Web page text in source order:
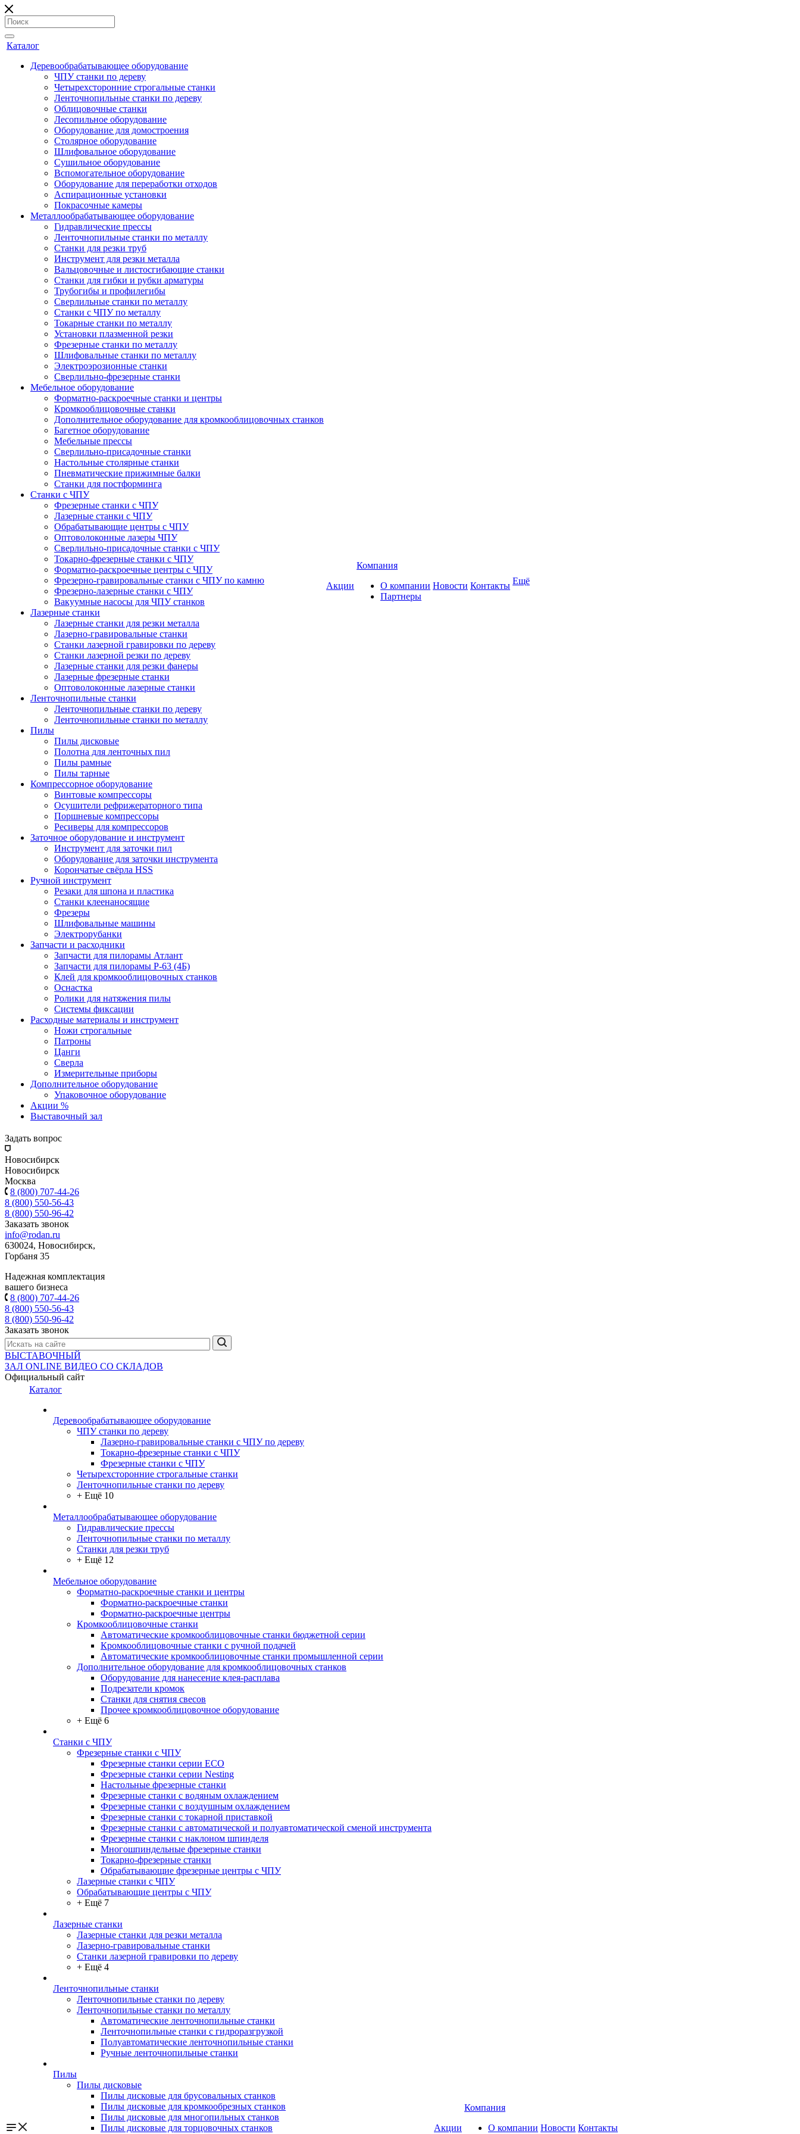
Каталог
Деревообрабатывающее оборудование
ЧПУ станки по дереву
Четырехсторонние строгальные станки
Ленточнопильные станки по дереву
Облицовочные станки
Лесопильное оборудование
Оборудование для домостроения
Столярное оборудование
Шлифовальное оборудование
Сушильное оборудование
Вспомогательное оборудование
Оборудование для переработки отходов
Аспирационные установки
Покрасочные камеры
Металлообрабатывающее оборудование
Гидравлические прессы
Ленточнопильные станки по металлу
Станки для резки труб
Инструмент для резки металла
Вальцовочные и листосгибающие станки
Станки для гибки и рубки арматуры
Трубогибы и профилегибы
Сверлильные станки по металлу
Станки с ЧПУ по металлу
Токарные станки по металлу
Установки плазменной резки
Фрезерные станки по металлу
Шлифовальные станки по металлу
Электроэрозионные станки
Сверлильно-фрезерные станки
Мебельное оборудование
Форматно-раскроечные станки и центры
Кромкооблицовочные станки
Дополнительное оборудование для кромкооблицовочных станков
Багетное оборудование
Мебельные прессы
Сверлильно-присадочные станки
Настольные столярные станки
Пневматические прижимные балки
Станки для постформинга
Станки с ЧПУ
Фрезерные станки с ЧПУ
Лазерные станки с ЧПУ
Обрабатывающие центры с ЧПУ
Оптоволоконные лазеры ЧПУ
Сверлильно-присадочные станки с ЧПУ
Токарно-фрезерные станки с ЧПУ
Форматно-раскроечные центры с ЧПУ
Фрезерно-гравировальные станки с ЧПУ по камню
Фрезерно-лазерные станки с ЧПУ
Вакуумные насосы для ЧПУ станков
Лазерные станки
Лазерные станки для резки металла
Лазерно-гравировальные станки
Станки лазерной гравировки по дереву
Станки лазерной резки по дереву
Лазерные станки для резки фанеры
Лазерные фрезерные станки
Оптоволоконные лазерные станки
Ленточнопильные станки
Ленточнопильные станки по дереву
Ленточнопильные станки по металлу
Пилы
Пилы дисковые
Полотна для ленточных пил
Пилы рамные
Пилы тарные
Компрессорное оборудование
Винтовые компрессоры
Осушители рефрижераторного типа
Поршневые компрессоры
Ресиверы для компрессоров
Заточное оборудование и инструмент
Инструмент для заточки пил
Оборудование для заточки инструмента
Корончатые свёрла HSS
Ручной инструмент
Резаки для шпона и пластика
Станки клеенаносящие
Фрезеры
Шлифовальные машины
Электрорубанки
Запчасти и расходники
Запчасти для пилорамы Атлант
Запчасти для пилорамы Р-63 (4Б)
Клей для кромкооблицовочных станков
Оснастка
Ролики для натяжения пилы
Системы фиксации
Расходные материалы и инструмент
Ножи строгальные
Патроны
Цанги
Сверла
Измерительные приборы
Дополнительное оборудование
Упаковочное оборудование
Акции %
Выставочный зал
Акции
Компания
О компании
Партнеры
Новости Контакты Ещё
Задать вопрос
Новосибирск
Новосибирск
Москва
8 (800) 707-44-26
8 (800) 550-56-43
8 (800) 550-96-42
Заказать звонок
info@rodan.ru
630024, Новосибирск,
Горбаня 35
Надежная комплектация
вашего бизнеса
8 (800) 707-44-26
8 (800) 550-56-43
8 (800) 550-96-42
Заказать звонок
ВЫСТАВОЧНЫЙ
ЗАЛ ONLINE ВИДЕО СО СКЛАДОВ
Официальный сайт
Каталог
Деревообрабатывающее оборудование
ЧПУ станки по дереву
Лазерно-гравировальные станки с ЧПУ по дереву
Токарно-фрезерные станки с ЧПУ
Фрезерные станки с ЧПУ
Четырехсторонние строгальные станки
Ленточнопильные станки по дереву
+ Ещё 10
Металлообрабатывающее оборудование
Гидравлические прессы
Ленточнопильные станки по металлу
Станки для резки труб
+ Ещё 12
Мебельное оборудование
Форматно-раскроечные станки и центры
Форматно-раскроечные станки
Форматно-раскроечные центры
Кромкооблицовочные станки
Автоматические кромкооблицовочные станки бюджетной серии
Кромкооблицовочные станки с ручной подачей
Автоматические кромкооблицовочные станки промышленной серии
Дополнительное оборудование для кромкооблицовочных станков
Оборудование для нанесение клея-расплава
Подрезатели кромок
Станки для снятия свесов
Прочее кромкооблицовочное оборудование
+ Ещё 6
Станки с ЧПУ
Фрезерные станки с ЧПУ
Фрезерные станки серии ECO
Фрезерные станки серии Nesting
Настольные фрезерные станки
Фрезерные станки с водяным охлаждением
Фрезерные станки с воздушным охлаждением
Фрезерные станки с токарной приставкой
Фрезерные станки с автоматической и полуавтоматической сменой инструмента
Фрезерные станки с наклоном шпинделя
Многошпиндельные фрезерные станки
Токарно-фрезерные станки
Обрабатывающие фрезерные центры с ЧПУ
Лазерные станки с ЧПУ
Обрабатывающие центры с ЧПУ
+ Ещё 7
Лазерные станки
Лазерные станки для резки металла
Лазерно-гравировальные станки
Станки лазерной гравировки по дереву
+ Ещё 4
Ленточнопильные станки
Ленточнопильные станки по дереву
Ленточнопильные станки по металлу
Автоматические ленточнопильные станки
Ленточнопильные станки с гидроразгрузкой
Полуавтоматические ленточнопильные станки
Ручные ленточнопильные станки
Пилы
Пилы дисковые
Пилы дисковые для брусовальных станков
Пилы дисковые для кромкообрезных станков
Пилы дисковые для многопильных станков
Пилы дисковые для торцовочных станков
Акции
Компания
О компании Новости Контакты